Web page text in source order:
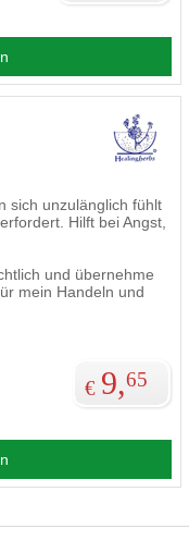
sich unzulänglich fühlt
Hilft bei Angst,
und übernehme
mein Handeln und
€ 9,65